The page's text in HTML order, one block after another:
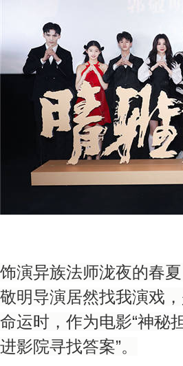
饰演异族法师泷夜的春
敬明导演居然找我演戏
命运时，作为电影“神秘
进影院寻找答案”。